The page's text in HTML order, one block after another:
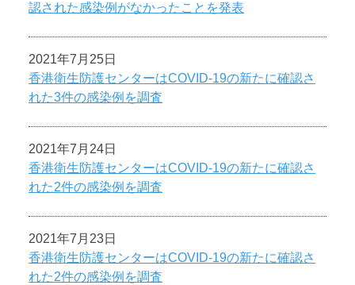
認された感染例がなかったことを発表
2021年7月25日
香港衛生防護センターはCOVID-19の新たに確認さ
れた3件の感染例を調査
2021年7月24日
香港衛生防護センターはCOVID-19の新たに確認さ
れた2件の感染例を調査
2021年7月23日
香港衛生防護センターはCOVID-19の新たに確認さ
れた2件の感染例を調査